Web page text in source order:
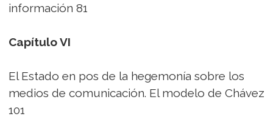
información 81
Capítulo VI
El Estado en pos de la hegemonía sobre los
medios de comunicación. El modelo de Chávez
101